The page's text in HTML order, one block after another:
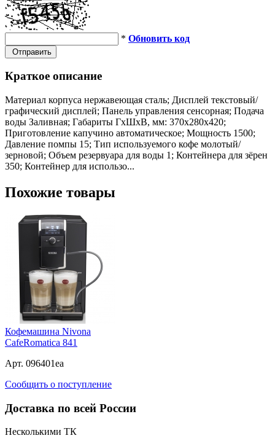
* Обновить код
Отправить
Краткое описание
Материал корпуса нержавеющая сталь; Дисплей текстовый/
графический дисплей; Панель управления сенсорная; Подача
воды Заливная; Габариты ГхШхВ, мм: 370х280х420;
Приготовление капучино автоматическое; Мощность 1500;
Давление помпы 15; Тип используемого кофе молотый/
зерновой; Объем резервуара для воды 1; Контейнера для зёрен
350; Контейнер для использо...
Похожие товары
Кофемашина Nivona
CafeRomatica 841
Арт. 096401ea
Сообщить о поступление
Доставка по всей России
Несколькими ТК